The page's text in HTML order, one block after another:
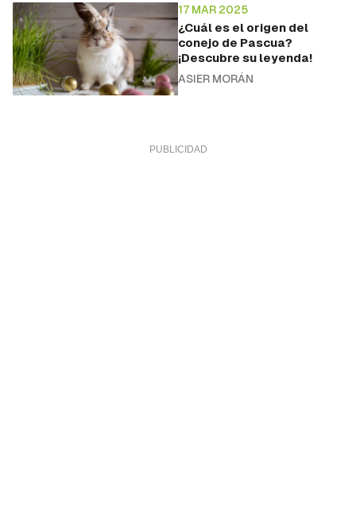
17 MAR 2025
¿Cuál es el origen del
conejo de Pascua?
¡Descubre su leyenda!
ASIER MORÁN